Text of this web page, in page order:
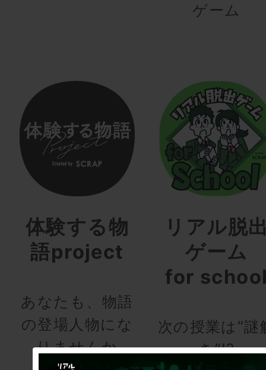
ゲーム
体験する物
語project
あなたも、物語
の登場人物にな
りませんか
リアル脱
ゲーム
for
次の授業は“謎
き”!?